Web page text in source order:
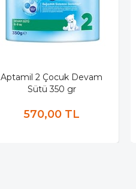
Aptamil 2 Çocuk Devam
Sütü 350 gr
570,00 TL